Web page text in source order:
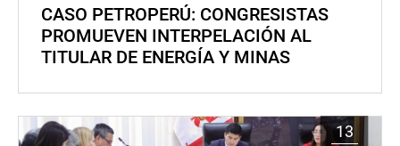
CASO PETROPERÚ: CONGRESISTAS
PROMUEVEN INTERPELACIÓN AL
TITULAR DE ENERGÍA Y MINAS
13